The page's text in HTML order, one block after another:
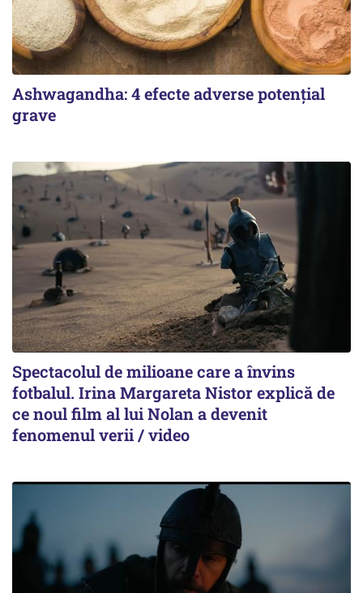
Ashwagandha: 4 efecte adverse potențial
grave
Spectacolul de milioane care a învins
fotbalul. Irina Margareta Nistor explică de
ce noul film al lui Nolan a devenit
fenomenul verii / video